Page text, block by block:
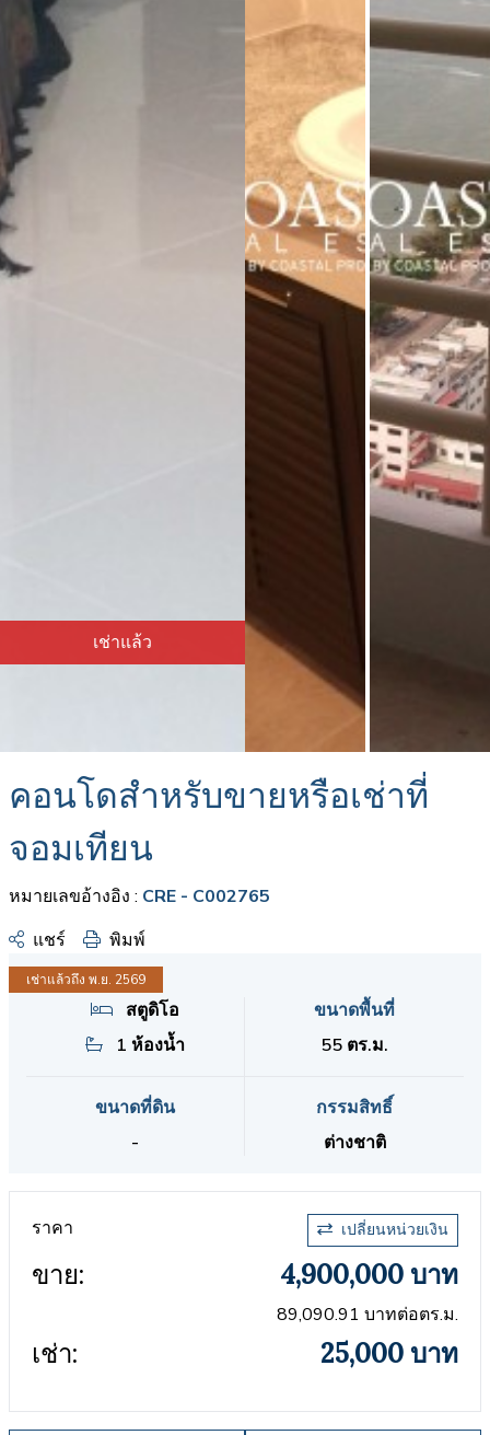
เช่าแล้ว
คอนโดสำหรับขายหรือเช่าที่
จอมเทียน
หมายเลขอ้างอิง : CRE - C002765
แชร์
พิมพ์
เช่าแล้วถึง พ.ย. 2569
สตูดิโอ
1 ห้องน้ำ
ขนาดพื้นที่
55 ตร.ม.
ขนาดที่ดิน
-
กรรมสิทธิ์
ต่างชาติ
ราคา เปลี่ยนหน่วยเงิน
ขาย: 4,900,000 บาท
89,090.91 บาทต่อตร.ม.
เช่า: 25,000 บาท